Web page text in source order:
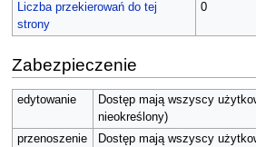
Liczba przekierowań do tej
strony
0
Zabezpieczenie
edytowanie
Dostęp mają wszyscy
nieokreślony)
przenoszenie
Dostęp mają wszyscy